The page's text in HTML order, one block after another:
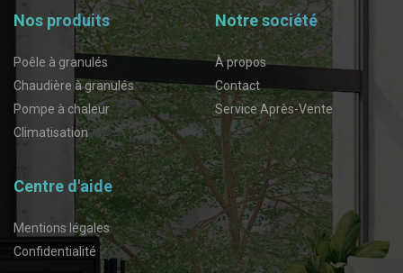
Nos produits
Poêle à granulés
Chaudière à granulés
Pompe à chaleur
Climatisation
Notre société
À propos
Contact
Service Après-Vente
Centre d'aide
Mentions légales
Confidentialité